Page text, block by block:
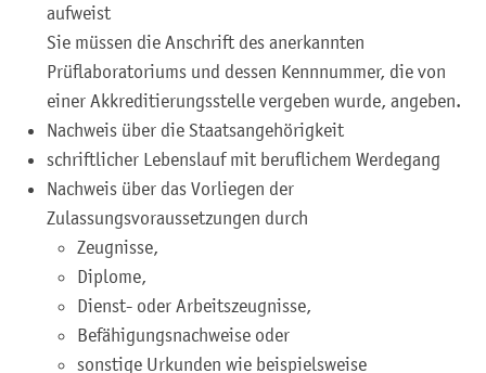
aufweist
Sie müssen die Anschrift des anerkannten
Prüflaboratoriums und dessen Kennnummer, die von
einer Akkreditierungsstelle vergeben wurde, angeben.
Nachweis über die Staatsangehörigkeit
schriftlicher Lebenslauf mit beruflichem Werdegang
Nachweis über das Vorliegen der
Zulassungsvoraussetzungen durch
Zeugnisse,
Diplome,
Dienst- oder Arbeitszeugnisse,
Befähigungsnachweise oder
sonstige Urkunden wie beispielsweise